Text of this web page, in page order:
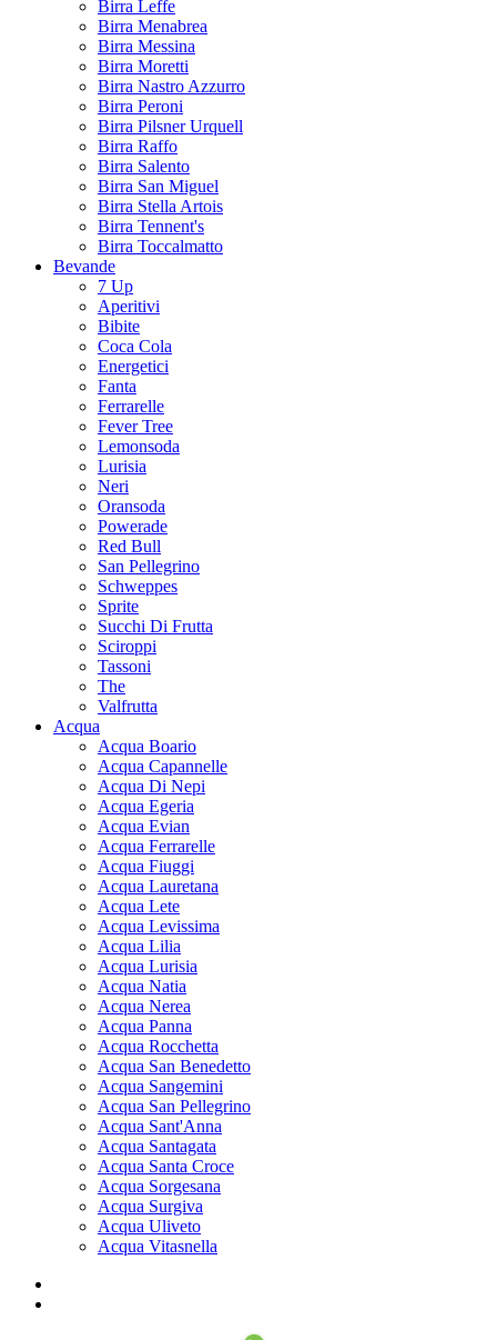
Birra Leffe
Birra Menabrea
Birra Messina
Birra Moretti
Birra Nastro Azzurro
Birra Peroni
Birra Pilsner Urquell
Birra Raffo
Birra Salento
Birra San Miguel
Birra Stella Artois
Birra Tennent's
Birra Toccalmatto
Bevande
7 Up
Aperitivi
Bibite
Coca Cola
Energetici
Fanta
Ferrarelle
Fever Tree
Lemonsoda
Lurisia
Neri
Oransoda
Powerade
Red Bull
San Pellegrino
Schweppes
Sprite
Succhi Di Frutta
Sciroppi
Tassoni
The
Valfrutta
Acqua
Acqua Boario
Acqua Capannelle
Acqua Di Nepi
Acqua Egeria
Acqua Evian
Acqua Ferrarelle
Acqua Fiuggi
Acqua Lauretana
Acqua Lete
Acqua Levissima
Acqua Lilia
Acqua Lurisia
Acqua Natia
Acqua Nerea
Acqua Panna
Acqua Rocchetta
Acqua San Benedetto
Acqua Sangemini
Acqua San Pellegrino
Acqua Sant'Anna
Acqua Santagata
Acqua Santa Croce
Acqua Sorgesana
Acqua Surgiva
Acqua Uliveto
Acqua Vitasnella